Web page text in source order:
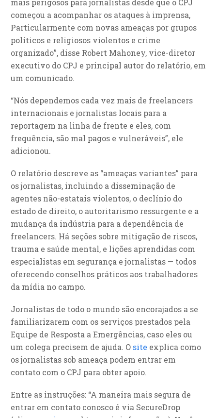
mais perigosos para jornalistas desde que o CPJ
começou a acompanhar os ataques à imprensa,
Particularmente com novas ameaças por grupos
políticos e religiosos violentos e crime
organizado”, disse Robert Mahoney, vice-diretor
executivo do CPJ e principal autor do relatório, em
um comunicado.
“Nós dependemos cada vez mais de freelancers
internacionais e jornalistas locais para a
reportagem na linha de frente e eles, com
frequência, são mal pagos e vulneráveis”, ele
adicionou.
O relatório descreve as “ameaças variantes” para
os jornalistas, incluindo a disseminação de
agentes não-estatais violentos, o declínio do
estado de direito, o autoritarismo ressurgente e a
mudança da indústria para a dependência de
freelancers. Há seções sobre mitigação de riscos,
trauma e saúde mental, e lições aprendidas com
especialistas em segurança e jornalistas — todos
oferecendo conselhos práticos aos trabalhadores
da mídia no campo.
Jornalistas de todo o mundo são encorajados a se
familiarizarem com os serviços prestados pela
Equipe de Resposta a Emergências, caso eles ou
um colega precisem de ajuda. O site explica como
os jornalistas sob ameaça podem entrar em
contato com o CPJ para obter apoio.
Entre as instruções: “A maneira mais segura de
entrar em contato conosco é via SecureDrop